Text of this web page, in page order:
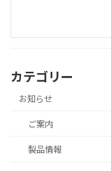
カテゴリー
お知らせ
ご案内
製品情報